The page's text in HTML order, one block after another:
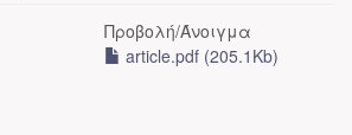
Προβολή/Άνοιγμα
article.pdf (205.1Kb)